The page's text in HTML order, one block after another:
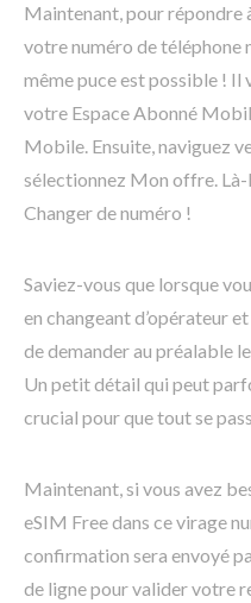
Maintenant, pour répondre
votre numéro de téléphone
même puce est possible ! Il
votre Espace Abonné
Mobile. Ensuite, naviguez
sélectionnez Mon offre. Là-
Changer de numéro !
Saviez-vous que lorsque
en changeant d’opérateur
de demander au préalable
Un petit détail qui peut
crucial pour que tout se
Maintenant, si vous avez
eSIM Free dans ce virage
confirmation sera envoyé
de ligne pour valider votre